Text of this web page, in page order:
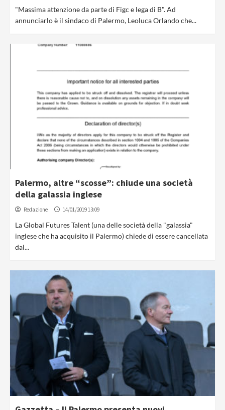
"Massima attenzione da parte di Figc e lega di B". Ad
annunciarlo è il sindaco di Palermo, Leoluca Orlando che...
Palermo, altre “scosse”: chiude una società
della galassia inglese
Redazione 14/01/2019 13:09
La Global Futures Talent (una delle società della "galassia"
inglese che ha acquisito il Palermo) chiede di essere cancellata
dal...